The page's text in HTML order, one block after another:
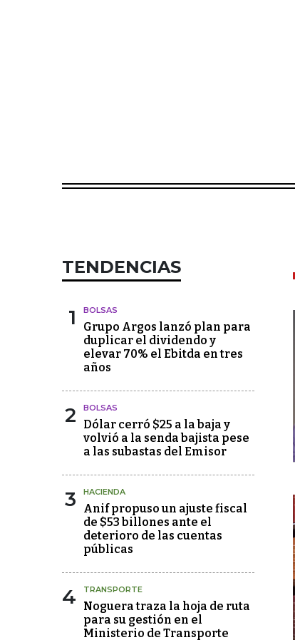
TENDENCIAS
1 BOLSAS
Grupo Argos lanzó plan para
duplicar el dividendo y
elevar 70% el Ebitda en tres
años
2 BOLSAS
Dólar cerró $25 a la baja y
volvió a la senda bajista pese
a las subastas del Emisor
3 HACIENDA
Anif propuso un ajuste fiscal
de $53 billones ante el
deterioro de las cuentas
públicas
4 TRANSPORTE
Noguera traza la hoja de ruta
para su gestión en el
Ministerio de Transporte